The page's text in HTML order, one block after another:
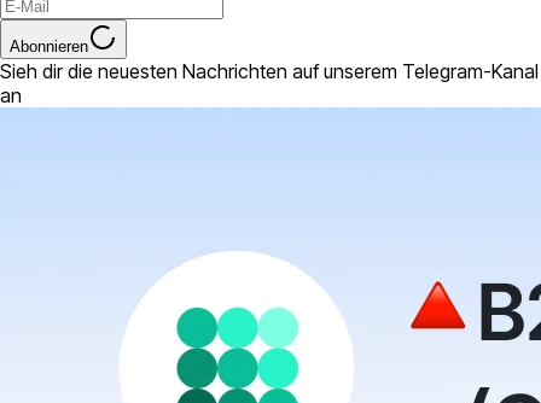
Abonnieren
Sieh dir die neuesten Nachrichten auf unserem Telegram-Kanal
an